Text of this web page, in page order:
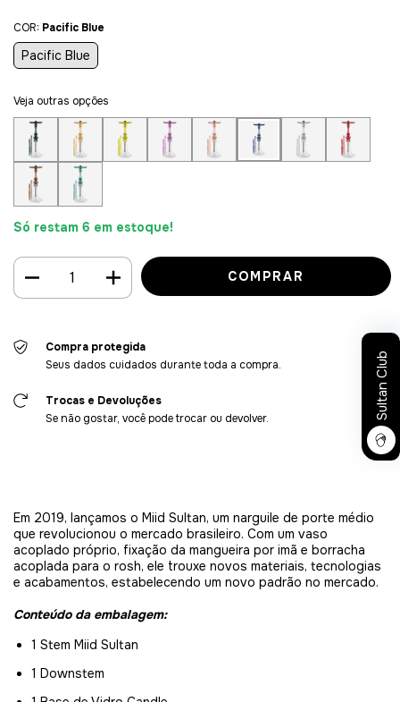
COR: Pacific Blue
Pacific Blue
Veja outras opções
Só restam 6 em estoque!
Compra protegida
Seus dados cuidados durante toda a compra.
Trocas e Devoluções
Se não gostar, você pode trocar ou devolver.
Em 2019, lançamos o Miid Sultan, um narguile de porte médio
que revolucionou o mercado brasileiro. Com um vaso
acoplado próprio, fixação da mangueira por imã e borracha
acoplada para o rosh, ele trouxe novos materiais, tecnologias
e acabamentos, estabelecendo um novo padrão no mercado.
Conteúdo da embalagem:
1 Stem Miid Sultan
1 Downstem
Sultan Club